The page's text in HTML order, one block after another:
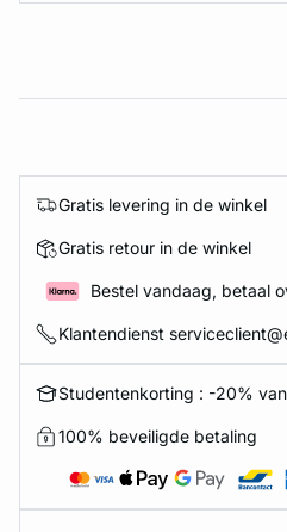
Gratis levering in de winkel
Gratis retour in de winkel
Bestel vandaag, betaal
Klantendienst
Studentenkorting : -20%
100% beveiligde betaling